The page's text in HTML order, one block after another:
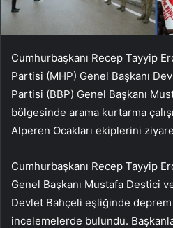
Cumhurbaşkanı Recep Tayyip
Partisi (MHP) Genel Başkanı
Partisi (BBP) Genel Başkanı
bölgesinde arama kurtarma
Alperen Ocakları ekiplerini
Cumhurbaşkanı Recep Tayyip
Genel Başkanı Mustafa Destici
Devlet Bahçeli eşliğinde
incelemelerde bulundu.